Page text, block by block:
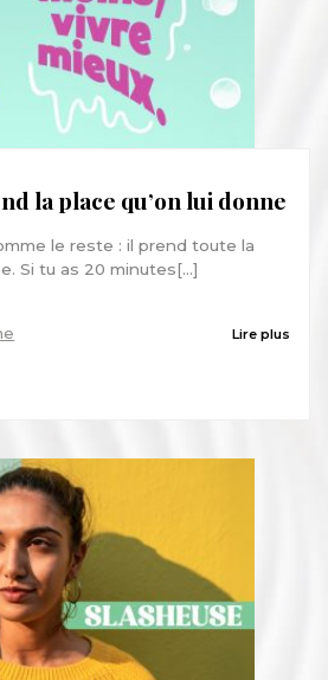
la place qu’on lui donne
le reste : il prend toute la
Si tu as 20 minutes[...]
Lire plus